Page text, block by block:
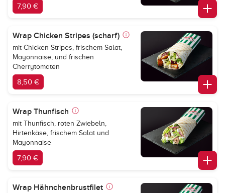
7,90 €
Wrap Chicken Stripes (scharf)
mit Chicken Stripes, frischem Salat,
Mayonnaise, und frischen
Cherrytomaten
8,50 €
Wrap Thunfisch
mit Thunfisch, roten Zwiebeln,
Hirtenkäse, frischem Salat und
Mayonnaise
7,90 €
Wrap Hähnchenbrustfilet